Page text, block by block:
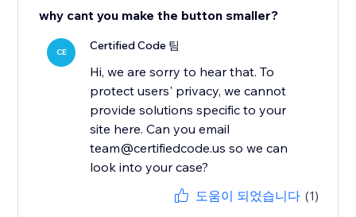
why cant you make the button smaller?
CE Certified Code 팀
Hi, we are sorry to hear that. To
protect users' privacy, we cannot
provide solutions specific to your
site here. Can you email
team@certifiedcode.us so we can
look into your case?
도움이 되었습니다 (1)